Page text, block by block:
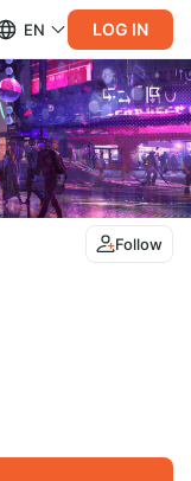
EN LOG IN
Follow